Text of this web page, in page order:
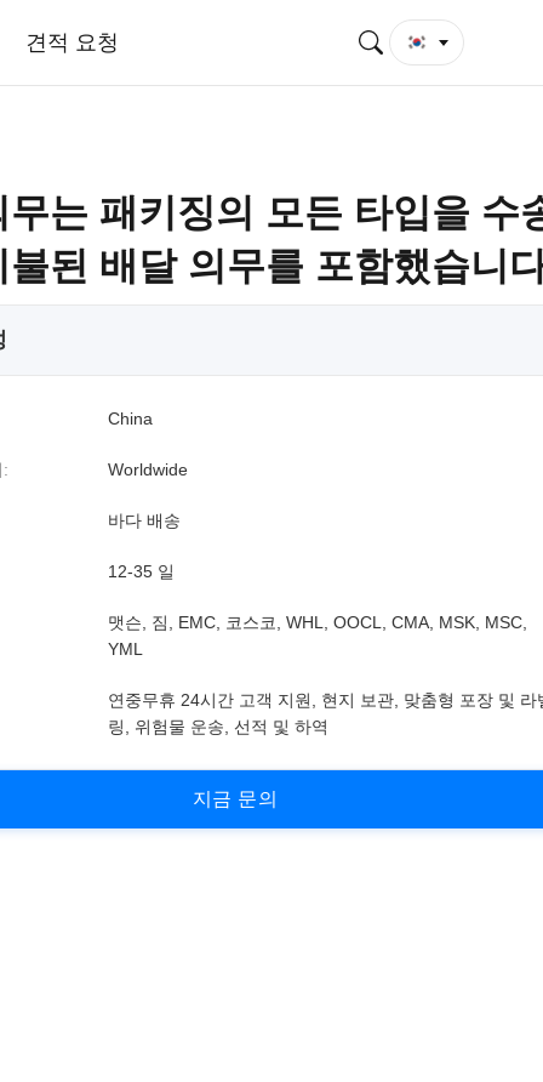
견적 요청
무는 패키징의 모든 타입을 수
불된 배달 의무를 포함했습니
China
Worldwide
바다 배송
12-35 일
맷슨, 짐, EMC, 코스코, WHL, OOCL, CMA, MSK, MSC,
YML
연중무휴 24시간 고객 지원, 현지 보관, 맞춤형 포장 및 라
링, 위험물 운송, 선적 및 하역
지 금 문의